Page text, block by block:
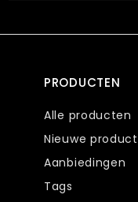
PRODUCTEN
Alle producten
Nieuwe
Aanbiedingen
Tags